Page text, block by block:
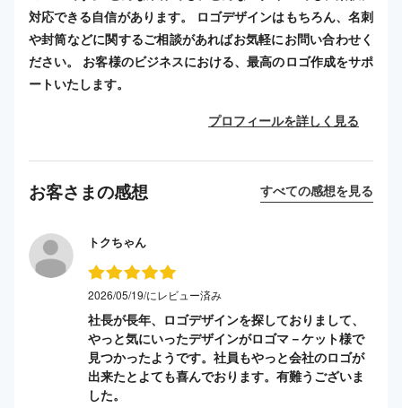
対応できる自信があります。 ロゴデザインはもちろん、名刺
や封筒などに関するご相談があればお気軽にお問い合わせく
ださい。 お客様のビジネスにおける、最高のロゴ作成をサポ
ートいたします。
プロフィールを詳しく見る
お客さまの感想 すべての感想を見る
トクちゃん
2026/05/19/にレビュー済み
社長が長年、ロゴデザインを探しておりまして、
やっと気にいったデザインがロゴマ－ケット様で
見つかったようです。社員もやっと会社のロゴが
出来たとよても喜んでおります。有難うございま
した。